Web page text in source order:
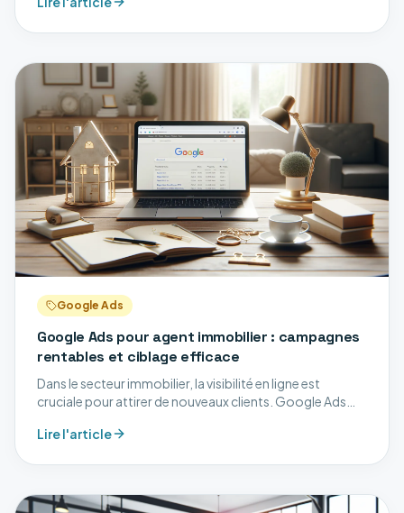
Ads offre une opportunité exceptionnelle d
Google Ads
Google Ads pour agent immobilier : campagnes
rentables et ciblage efficace
Dans le secteur immobilier, la visibilité en ligne est
cruciale pour attirer de nouveaux clients. Google Ads
cibler efficacement leur audience et
Lire l'article